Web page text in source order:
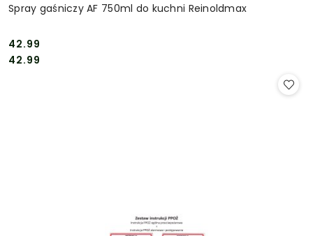
Spray gaśniczy AF 750ml do kuchni Reinoldmax
Cena:
42.99
Cena:
42.99